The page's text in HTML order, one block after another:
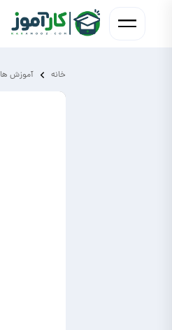
خانه آموزش ‌ها